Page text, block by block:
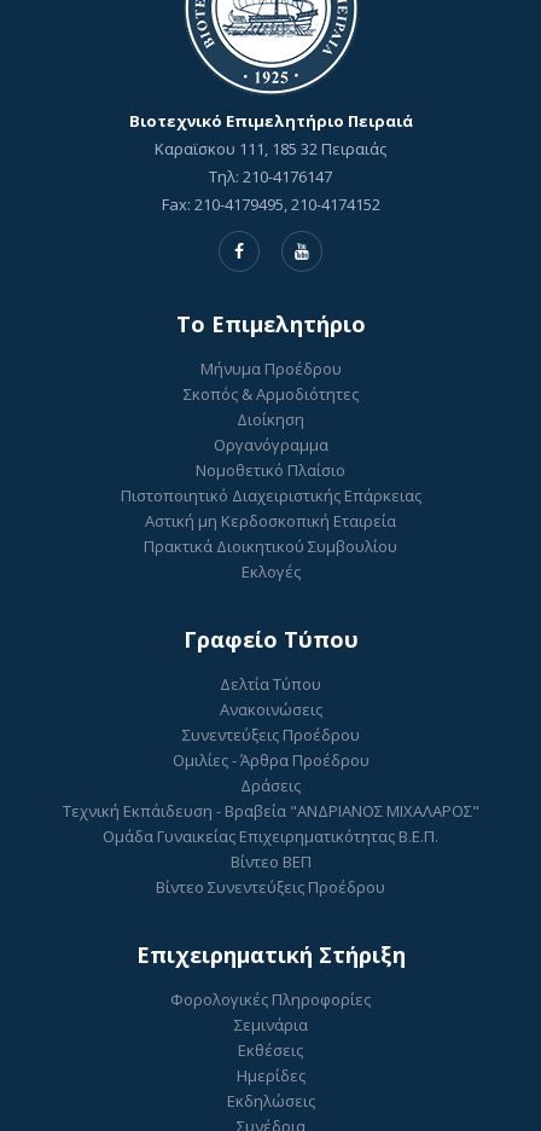
Βιοτεχνικό Επιμελητήριο Πειραιά
Καραϊσκου 111, 185 32 Πειραιάς
Τηλ: 210-4176147
Fax: 210-4179495, 210-4174152
To Επιμελητήριο
Μήνυμα Προέδρου
Σκοπός & Αρμοδιότητες
Διοίκηση
Οργανόγραμμα
Νομοθετικό Πλαίσιο
Πιστοποιητικό Διαχειριστικής Επάρκειας
Αστική μη Κερδοσκοπική Εταιρεία
Πρακτικά Διοικητικού Συμβουλίου
Εκλογές
Γραφείο Τύπου
Δελτία Τύπου
Ανακοινώσεις
Συνεντεύξεις Προέδρου
Ομιλίες - Άρθρα Προέδρου
Δράσεις
Τεχνική Εκπάιδευση - Βραβεία "ΑΝΔΡΙΑΝΟΣ ΜΙΧΑΛΑΡΟΣ"
Ομάδα Γυναικείας Επιχειρηματικότητας Β.Ε.Π.
Βίντεο ΒΕΠ
Βίντεο Συνεντεύξεις Προέδρου
Επιχειρηματική Στήριξη
Φορολογικές Πληροφορίες
Σεμινάρια
Εκθέσεις
Ημερίδες
Εκδηλώσεις
Συνέδρια